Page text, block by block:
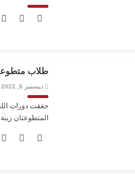
طلاب
ديسمبر 6, 2022
حققت دورات
المتطوعتان